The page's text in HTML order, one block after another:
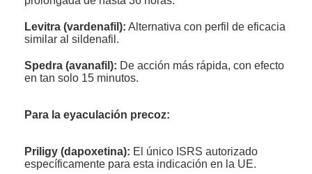
Levitra (vardenafil): Alternativa con perfil de eficacia
similar al sildenafil.
Spedra (avanafil): De acción más rápida, con efecto
en tan solo 15 minutos.
Para la eyaculación precoz:
Priligy (dapoxetina): El único ISRS autorizado
específicamente para esta indicación en la UE.